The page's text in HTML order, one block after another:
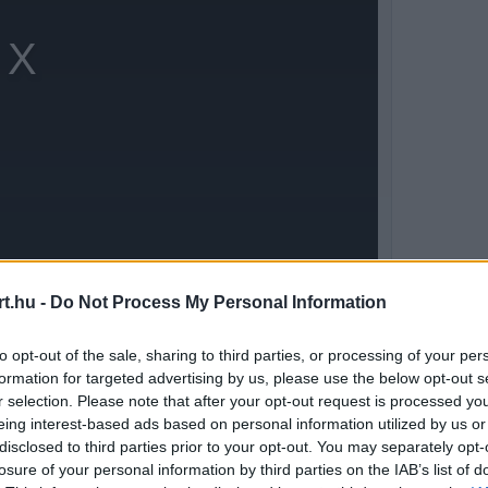
- Do Not Process My Personal Information
opt-out of the sale, sharing to third parties, or processing of your
for targeted advertising by us, please use the below opt-out
selection. Please note that after your opt-out request is processed
interest-based ads based on personal information utilized by us
to third parties prior to your opt-out. You may separately
of your personal information by third parties on the IAB’s list of
Szejdzsi köszönetet mondott a
egy Honda NSX Type S kulcsát a